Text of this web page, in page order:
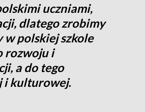
uczniami,
dlatego zrobimy
w polskiej szkole
rozwoju i
a do tego
i kulturowej.